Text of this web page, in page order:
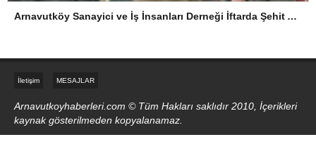
Arnavutköy Sanayici ve İş İnsanları Derneği İftarda Şehit Aileleriyle Buluştu
İletişim MESAJLAR
Arnavutkoyhaberleri.com © Tüm Hakları saklıdır 2010, İçerikleri
kaynak gösterilmeden kopyalanamaz.